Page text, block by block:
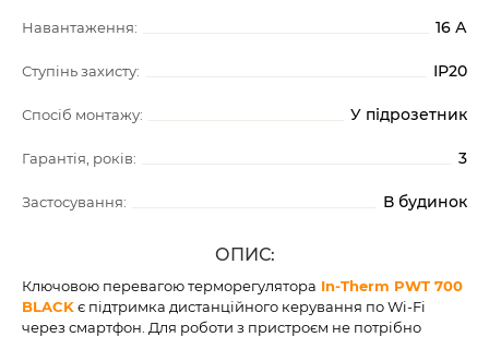
Навантаження: 16 А
Ступінь захисту: ІР20
Спосіб монтажу: У підрозетник
Гарантія, років: 3
Застосування: В будинок
ОПИС:
Ключовою перевагою терморегулятора In-Therm PWT 700
BLACKє підтримка дистанційного керування по Wi-Fi
через смартфон. Для роботи з пристроєм не потрібно